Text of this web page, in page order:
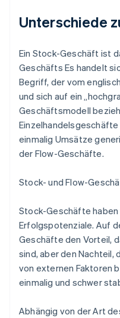
Unterschiede
Ein Stock-Geschäft ist
Geschäfts Es handelt
Begriff, der vom
und sich auf ein
Geschäftsmodell
einmalig Umsätze
der Flow-Geschäfte.
Stock- und Flow-
Stock-Geschäfte
Erfolgspotenziale. Auf
Geschäfte den Vorteil,
sind, aber den Nachteil,
von externen Faktoren
einmalig und schwer
Abhängig von der Art